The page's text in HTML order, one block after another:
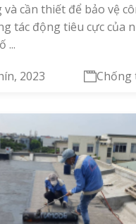
cần thiết để bảo vệ
tác động tiêu cực của
...
2023 Chống